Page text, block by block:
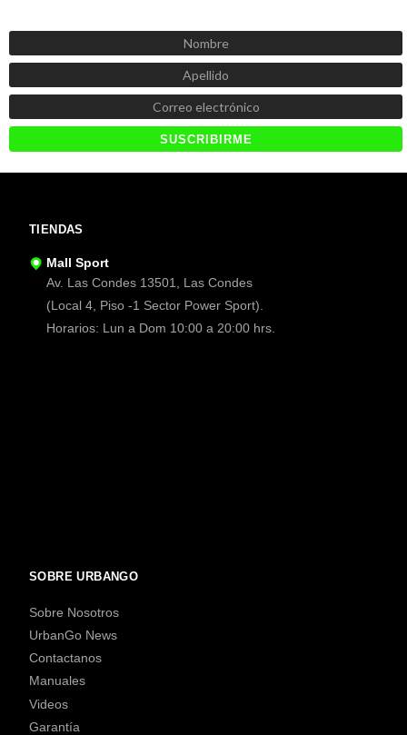
TIENDAS
Mall Sport
Av. Las Condes 13501, Las Condes
(Local 4, Piso -1 Sector Power Sport).
Horarios: Lun a Dom 10:00 a 20:00 hrs.
SOBRE URBANGO
Sobre Nosotros
UrbanGo News
Contactanos
Manuales
Videos
Garantía